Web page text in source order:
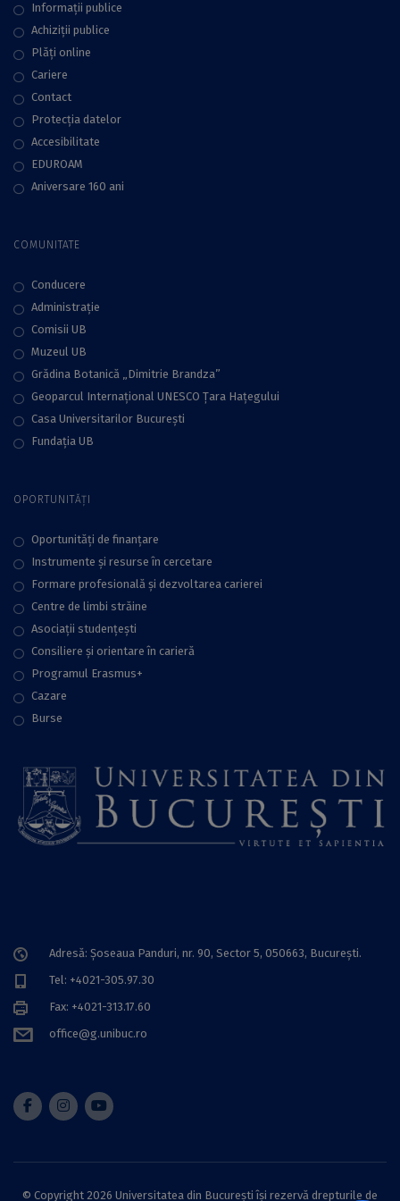
Informații publice
Achiziții publice
Plăţi online
Cariere
Contact
Protecţia datelor
Accesibilitate
EDUROAM
Aniversare 160 ani
COMUNITATE
Conducere
Administraţie
Comisii UB
Muzeul UB
Grădina Botanică „Dimitrie Brandza”
Geoparcul Internațional UNESCO Țara Hațegului
Casa Universitarilor București
Fundaţia UB
OPORTUNITĂȚI
Oportunități de finanțare
Instrumente și resurse în cercetare
Formare profesională și dezvoltarea carierei
Centre de limbi străine
Asociații studențești
Consiliere şi orientare în carieră
Programul Erasmus+
Cazare
Burse
Adresă: Șoseaua Panduri, nr. 90, Sector 5, 050663, Bucureşti.
Tel: +4021-305.97.30
Fax: +4021-313.17.60
office@g.unibuc.ro
© Copyright 2026 Universitatea din București își rezervă drepturile de